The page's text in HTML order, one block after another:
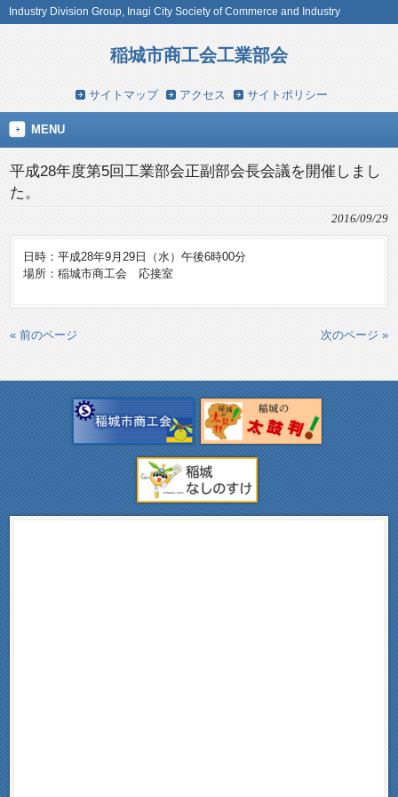
Industry Division Group, Inagi City Society of Commerce and Industry
稲城市商工会工業部会
サイトマップ アクセス サイトポリシー
MENU
平成28年度第5回工業部会正副部会長会議を開催しまし
た。
2016/09/29
日時：平成28年9月29日（水）午後6時00分
場所：稲城市商工会 応接室
« 前のページ 次のページ »